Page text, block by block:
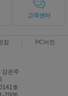
고객센터
침 PC버전
강은주
호